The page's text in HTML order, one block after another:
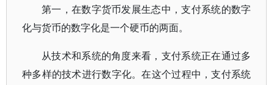
第一，在数字货币发展生态中，支付系统的数字
化与货币的数字化是一个硬币的两面。
从技术和系统的角度来看，支付系统正在通过多
种多样的技术进行数字化。在这个过程中，支付系统